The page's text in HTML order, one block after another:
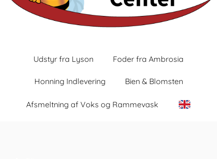
Udstyr fra Lyson Foder fra Ambrosia
Honning Indlevering Bien & Blomsten
Afsmeltning af Voks og Rammevask